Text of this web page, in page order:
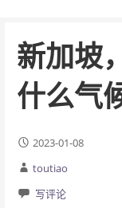
新加坡
什么气
2023-01-08
toutiao
写评论